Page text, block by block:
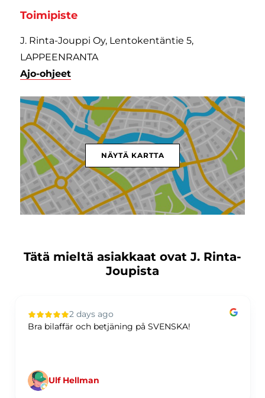
Toimipiste
J. Rinta-Jouppi Oy, Lentokentäntie 5,
LAPPEENRANTA
Ajo-ohjeet
NÄYTÄ KARTTA
Tätä mieltä asiakkaat ovat J. Rinta-
Joupista
2 days ago
Bra bilaffär och betjäning på SVENSKA!
Ulf Hellman